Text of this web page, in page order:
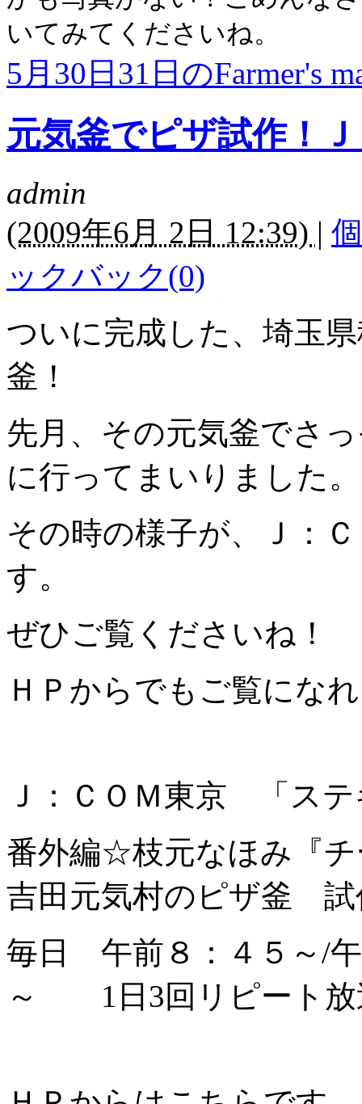
いてみてくださいね。
5月30日31日のFarmer's
元気釜でピザ試作！
admin
(2009年6月 2日 12:39) |
ックバック(0)
ついに完成した、埼玉
釜！
先月、その元気釜でさ
に行ってまいりました。
その時の様子が、Ｊ：
す。
ぜひご覧くださいね！
ＨＰからでもご覧にな
Ｊ：ＣＯＭ東京 「ス
番外編☆枝元なほみ『
吉田元気村のピザ釜 試
毎日 午前８：４５～/
～ 1日3回リピート放